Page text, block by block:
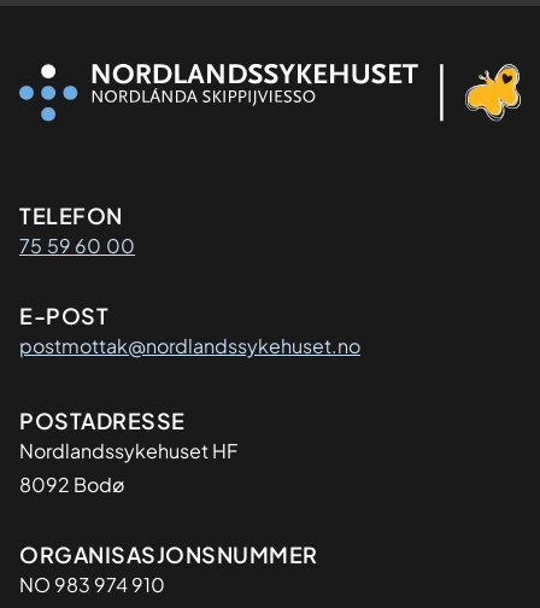
Kontaktinformasjon
TELEFON
75 59 60 00
E-POST
postmottak@nordlandssykehuset.no
Adresse
POSTADRESSE
Nordlandssykehuset HF
8092 Bodø
Organisasjon
ORGANISASJONSNUMMER
NO 983 974 910